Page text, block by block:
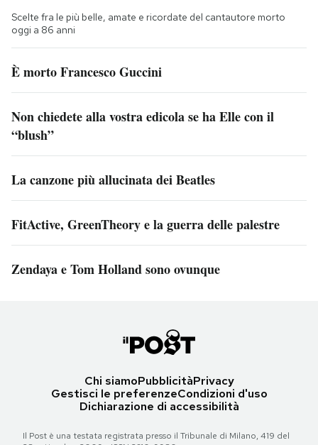
Scelte fra le più belle, amate e ricordate del cantautore morto
oggi a 86 anni
È morto Francesco Guccini
Non chiedete alla vostra edicola se ha Elle con il
“blush”
La canzone più allucinata dei Beatles
FitActive, GreenTheory e la guerra delle palestre
Zendaya e Tom Holland sono ovunque
Chi siamoPubblicitàPrivacy
Gestisci le preferenzeCondizioni d'uso
Dichiarazione di accessibilità
Il Post è una testata registrata presso il Tribunale di Milano, 419 del